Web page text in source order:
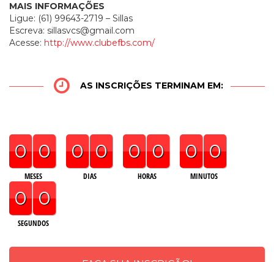
MAIS INFORMAÇÕES
Ligue: (61) 99643-2719 – Sillas
Escreva: sillasvcs@gmail.com
Acesse: http://www.clubefbs.com/
AS INSCRIÇÕES TERMINAM EM:
0 0
MESES
0 0
DIAS
0 0
HORAS
0 0
MINUTOS
0 0
SEGUNDOS